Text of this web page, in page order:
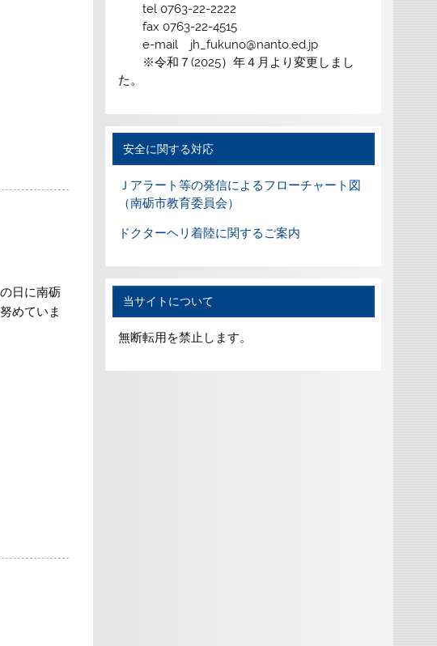
日に南砺
めていま
tel 0763-22-2222
fax 0763-22-4515
e-mail jh_fukuno@nanto.ed.jp
※令和７(2025）年４月より変更しまし
た。
安全に関する対応
Ｊアラート等の発信によるフローチャート図
（南砺市教育委員会）
ドクターヘリ着陸に関するご案内
当サイトについて
無断転用を禁止します。